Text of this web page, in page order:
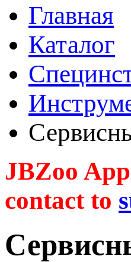
Главная
Каталог
JBZoo
contact to